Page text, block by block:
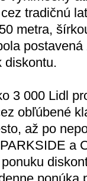
tradičnú
metra,
diskontu.
3 000 Lidl
obľúbené
až po
a